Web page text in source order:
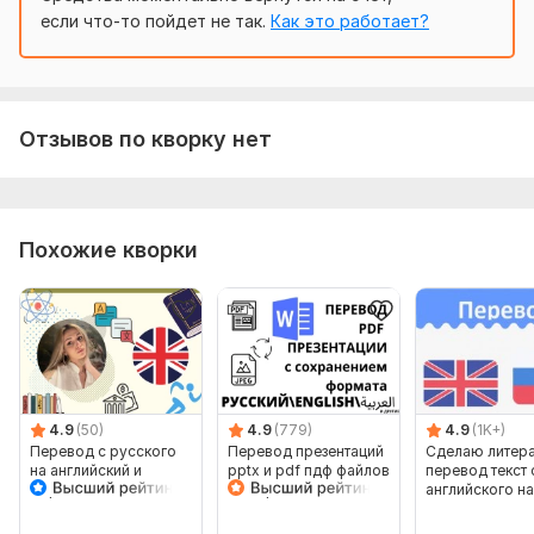
если что-то пойдет не так. Как это работает?
Отзывов по кворку нет
Похожие кворки
4.9 (50)
Перевод с русского
на английский и
обратно
4.9 (779)
Перевод презентаций
pptx и pdf пдф файлов
с сохранением
4.9 (1K+)
Сделаю
перевод текст
английского на